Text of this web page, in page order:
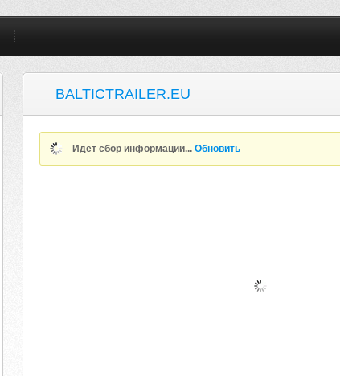
BALTICTRAILER.EU
Идет сбор информации...Обновить